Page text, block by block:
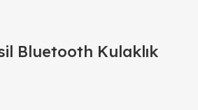
Bluetooth Kulaklık